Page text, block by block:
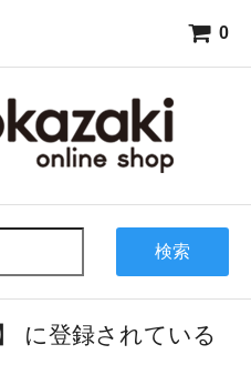
0
検索
に登録されている